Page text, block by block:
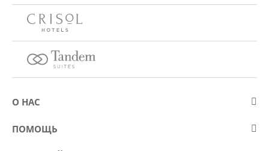
О НАС
О компании Eurostars Hotel Company
ПОМОЩЬ